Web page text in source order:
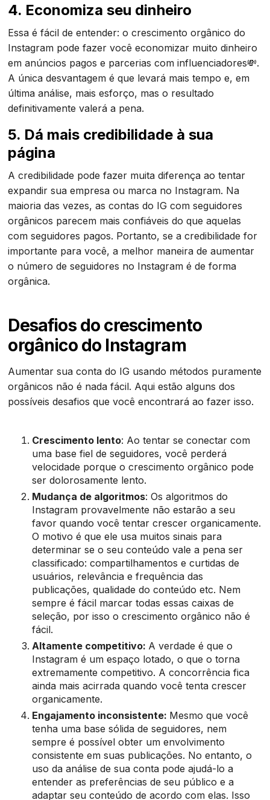
4. Economiza seu dinheiro
Essa é fácil de entender: o crescimento orgânico do
Instagram pode fazer você economizar muito dinheiro
em anúncios pagos e parcerias com influenciadores💸.
A única desvantagem é que levará mais tempo e, em
última análise, mais esforço, mas o resultado
definitivamente valerá a pena.
5. Dá mais credibilidade à sua
página
A credibilidade pode fazer muita diferença ao tentar
expandir sua empresa ou marca no Instagram. Na
maioria das vezes, as contas do IG com seguidores
orgânicos parecem mais confiáveis do que aquelas
com seguidores pagos. Portanto, se a credibilidade for
importante para você, a melhor maneira de aumentar
o número de seguidores no Instagram é de forma
orgânica.
Desafios do crescimento
orgânico do Instagram
Aumentar sua conta do IG usando métodos puramente
orgânicos não é nada fácil. Aqui estão alguns dos
possíveis desafios que você encontrará ao fazer isso.
Crescimento lento: Ao tentar se conectar com
uma base fiel de seguidores, você perderá
velocidade porque o crescimento orgânico pode
ser dolorosamente lento.
Mudança de algoritmos: Os algoritmos do
Instagram provavelmente não estarão a seu
favor quando você tentar crescer organicamente.
O motivo é que ele usa muitos sinais para
determinar se o seu conteúdo vale a pena ser
classificado: compartilhamentos e curtidas de
usuários, relevância e frequência das
publicações, qualidade do conteúdo etc. Nem
sempre é fácil marcar todas essas caixas de
seleção, por isso o crescimento orgânico não é
fácil.
Altamente competitivo: A verdade é que o
Instagram é um espaço lotado, o que o torna
extremamente competitivo. A concorrência fica
ainda mais acirrada quando você tenta crescer
organicamente.
Engajamento inconsistente: Mesmo que você
tenha uma base sólida de seguidores, nem
sempre é possível obter um envolvimento
consistente em suas publicações. No entanto, o
uso da análise de sua conta pode ajudá-lo a
entender as preferências de seu público e a
adaptar seu conteúdo de acordo com elas. Isso